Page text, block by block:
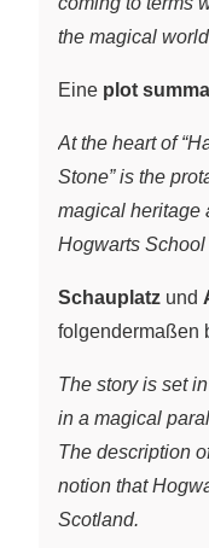
the magical
Eine plot
At the heart of
Stone” is the
magical heritage
Hogwarts School
Schauplatz und
folgendermaßen
The story is set
in a magical
The description
notion that
Scotland.